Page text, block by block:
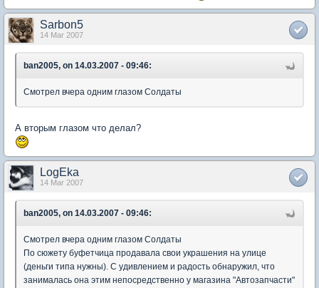
Sarbon5
14 Mar 2007
ban2005, on 14.03.2007 - 09:46:
Смотрел вчера одним глазом Солдаты
А вторым глазом что делал?
LogEka
14 Mar 2007
ban2005, on 14.03.2007 - 09:46:
Смотрел вчера одним глазом Солдаты
По сюжету буфетчица продавала свои украшения на улице
(деньги типа нужны). С удивлением и радость обнаружил, что
занималась она этим непосредственно у магазина "Автозапчасти"